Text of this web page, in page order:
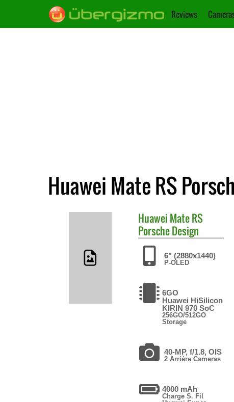
Reviews
Huawei Mate RS
Huawei Mate RS
Porsche Design
6" (2880x1440)
P-OLED
6GO
Huawei HiSilicon
KIRIN 970 SoC
256GO/512GO
Storage
40-MP, f/1.8, OIS
2 Arrière Cameras
4000 mAh
Charge S. Fil